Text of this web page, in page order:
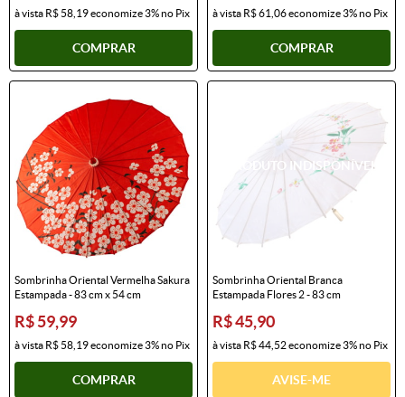
à vista R$ 58,19economize3%no Pix
COMPRAR
à vista R$ 61,06economize3%no Pix
COMPRAR
Sombrinha Oriental Vermelha Sakura
Estampada - 83 cm x 54 cm
R$ 59,99
à vista R$ 58,19economize3%no Pix
COMPRAR
Sombrinha Oriental Branca
Estampada Flores 2 - 83 cm
R$ 45,90
à vista R$ 44,52economize3%no Pix
AVISE-ME